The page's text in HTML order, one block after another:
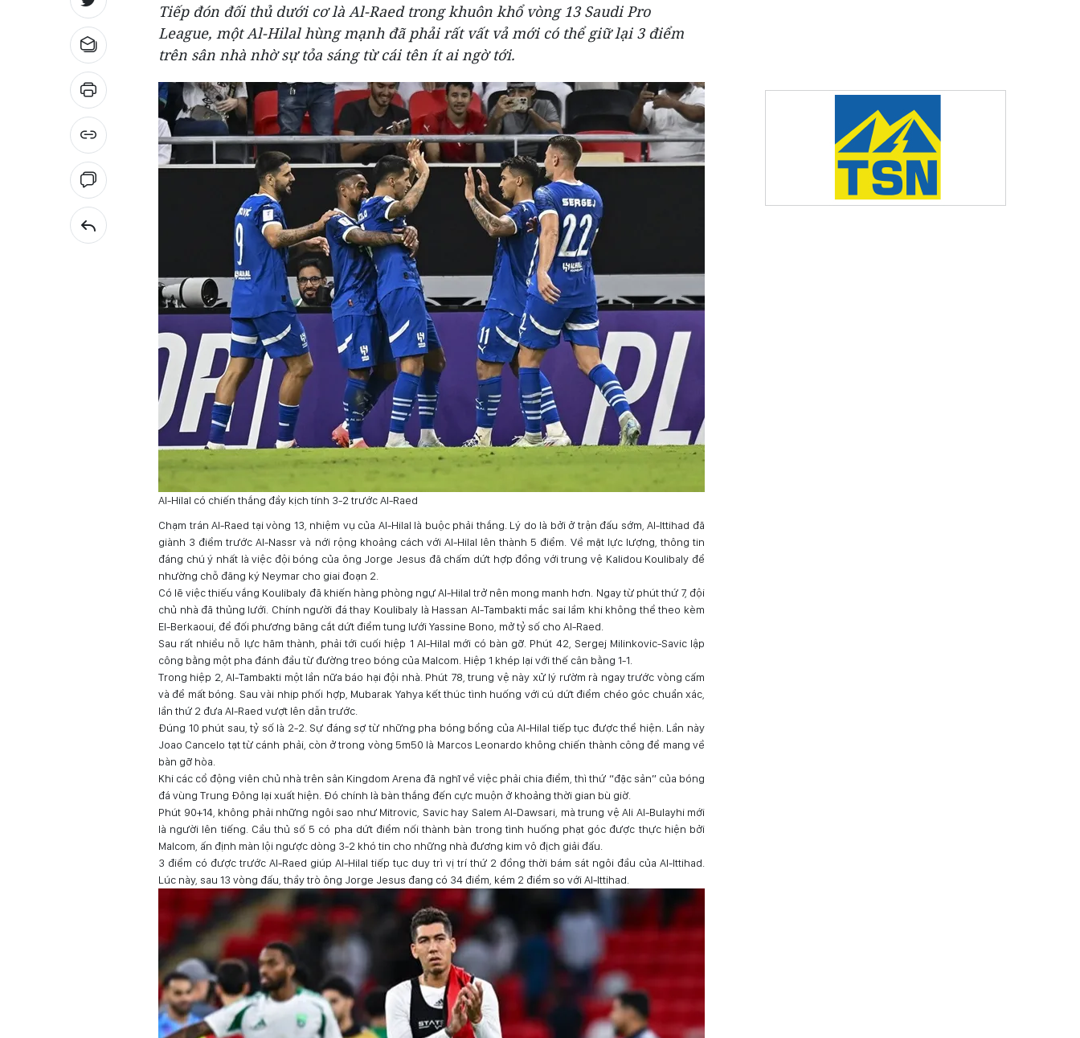
Tiếp đón đối thủ dưới cơ là Al-Raed trong khuôn khổ vòng 13 Saudi Pro
League, một Al-Hilal hùng mạnh đã phải rất vất vả mới có thể giữ lại 3 điểm
trên sân nhà nhờ sự tỏa sáng từ cái tên ít ai ngờ tới.
Al-Hilal có chiến thắng đầy kịch tính 3-2 trước Al-Raed
Chạm trán Al-Raed tại vòng 13, nhiệm vụ của Al-Hilal là buộc phải thắng. Lý do là bởi ở trận đấu sớm, Al-Ittihad đã
giành 3 điểm trước Al-Nassr và nới rộng khoảng cách với Al-Hilal lên thành 5 điểm. Về mặt lực lượng, thông tin
đáng chú ý nhất là việc đội bóng của ông Jorge Jesus đã chấm dứt hợp đồng với trung vệ Kalidou Koulibaly để
nhường chỗ đăng ký Neymar cho giai đoạn 2.
Có lẽ việc thiếu vắng Koulibaly đã khiến hàng phòng ngự Al-Hilal trở nên mong manh hơn. Ngay từ phút thứ 7, đội
chủ nhà đã thủng lưới. Chính người đá thay Koulibaly là Hassan Al-Tambakti mắc sai lầm khi không thể theo kèm
El-Berkaoui, để đối phương băng cắt dứt điểm tung lưới Yassine Bono, mở tỷ số cho Al-Raed.
Sau rất nhiều nỗ lực hãm thành, phải tới cuối hiệp 1 Al-Hilal mới có bàn gỡ. Phút 42, Sergej Milinkovic-Savic lập
công bằng một pha đánh đầu từ đường treo bóng của Malcom. Hiệp 1 khép lại với thế cân bằng 1-1.
Trong hiệp 2, Al-Tambakti một lần nữa báo hại đội nhà. Phút 78, trung vệ này xử lý rườm rà ngay trước vòng cấm
và để mất bóng. Sau vài nhịp phối hợp, Mubarak Yahya kết thúc tình huống với cú dứt điểm chéo góc chuẩn xác,
lần thứ 2 đưa Al-Raed vượt lên dẫn trước.
Đúng 10 phút sau, tỷ số là 2-2. Sự đáng sợ từ những pha bóng bổng của Al-Hilal tiếp tục được thể hiện. Lần này
Joao Cancelo tạt từ cánh phải, còn ở trong vòng 5m50 là Marcos Leonardo không chiến thành công để mang về
bàn gỡ hòa.
Khi các cổ động viên chủ nhà trên sân Kingdom Arena đã nghĩ về việc phải chia điểm, thì thứ “đặc sản” của bóng
đá vùng Trung Đông lại xuất hiện. Đó chính là bàn thắng đến cực muộn ở khoảng thời gian bù giờ.
Phút 90+14, không phải những ngôi sao như Mitrovic, Savic hay Salem Al-Dawsari, mà trung vệ Ali Al-Bulayhi mới
là người lên tiếng. Cầu thủ số 5 có pha dứt điểm nối thành bàn trong tình huống phạt góc được thực hiện bởi
Malcom, ấn định màn lội ngược dòng 3-2 khó tin cho những nhà đương kim vô địch giải đấu.
3 điểm có được trước Al-Raed giúp Al-Hilal tiếp tục duy trì vị trí thứ 2 đồng thời bám sát ngôi đầu của Al-Ittihad.
Lúc này, sau 13 vòng đấu, thầy trò ông Jorge Jesus đang có 34 điểm, kém 2 điểm so với Al-Ittihad.